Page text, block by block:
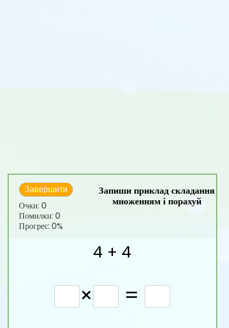
Завершити
Очки: 0
Помилки: 0
Прогрес: 0%
Запиши приклад складання
множенням і порахуй
4 + 4
× =